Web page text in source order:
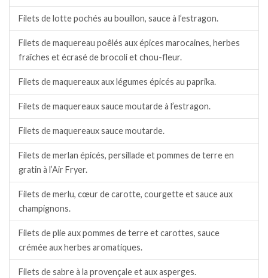
Filets de lotte pochés au bouillon, sauce à l’estragon.
Filets de maquereau poêlés aux épices marocaines, herbes
fraîches et écrasé de brocoli et chou-fleur.
Filets de maquereaux aux légumes épicés au paprika.
Filets de maquereaux sauce moutarde à l’estragon.
Filets de maquereaux sauce moutarde.
Filets de merlan épicés, persillade et pommes de terre en
gratin à l’Air Fryer.
Filets de merlu, cœur de carotte, courgette et sauce aux
champignons.
Filets de plie aux pommes de terre et carottes, sauce
crémée aux herbes aromatiques.
Filets de sabre à la provençale et aux asperges.